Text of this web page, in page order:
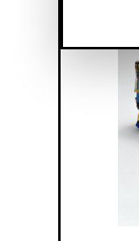
principal